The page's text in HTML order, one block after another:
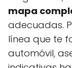
mapa
adecuadas.
línea que te
automóvil,